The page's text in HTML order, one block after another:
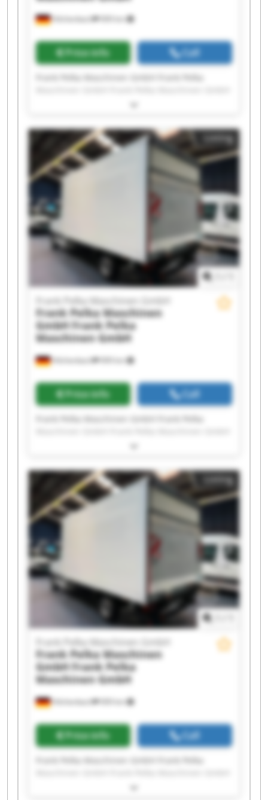
Hilchenbach 909 km
Price info Call
Frank Pelka Maschinen GmbH Frank Pelka
Frank Pelka Maschinen GmbH Frank Pelka
Maschinen GmbH Frank Pelka Maschinen GmbH
Frank Pelka Maschinen GmbH Frank Pelka
Maschinen GmbH Frank Pelka Maschinen GmbH
Frank Pelka Maschinen GmbH Frank Pelka
Maschinen GmbH Frank Pelka Maschinen GmbH
Frank Pelka Maschinen GmbH Frank Pelka
Maschinen GmbH Frank Pelka Maschinen GmbH
Frank Pelka Maschinen GmbH Frank Pelka
Maschinen GmbH
Listing
Hilchenbach 909 km
Frank Pelka Maschinen GmbH
Frank Pelka Maschinen
GmbHFrank Pelka
Maschinen GmbH
Price info Call
Frank Pelka Maschinen GmbH Frank Pelka
Frank Pelka Maschinen GmbH Frank Pelka
Maschinen GmbH Frank Pelka Maschinen GmbH
Frank Pelka Maschinen GmbH Frank Pelka
Maschinen GmbH Frank Pelka Maschinen GmbH
Frank Pelka Maschinen GmbH Frank Pelka
Maschinen GmbH Frank Pelka Maschinen GmbH
Frank Pelka Maschinen GmbH Frank Pelka
Maschinen GmbH Frank Pelka Maschinen GmbH
Frank Pelka Maschinen GmbH Frank Pelka
Maschinen GmbH
Listing
Hilchenbach 909 km
Frank Pelka Maschinen GmbH
Frank Pelka Maschinen
GmbHFrank Pelka
Maschinen GmbH
Price info Call
Frank Pelka Maschinen GmbH Frank Pelka